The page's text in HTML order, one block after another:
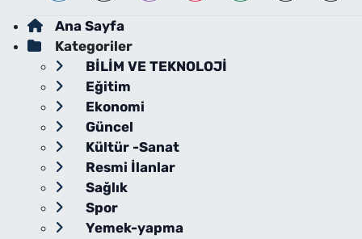
Ana Sayfa
Kategoriler
BİLİM VE TEKNOLOJİ
Eğitim
Ekonomi
Güncel
Kültür -Sanat
Resmi İlanlar
Sağlık
Spor
Yemek-yapma